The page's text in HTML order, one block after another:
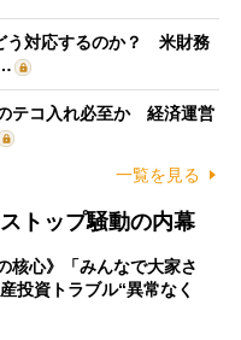
う対応するのか？ 米財務
テコ入れ必至か 経済運営
一覧を見る
トップ騒動の内幕
核心》「みんなで大家さ
投資トラブル“異常なく